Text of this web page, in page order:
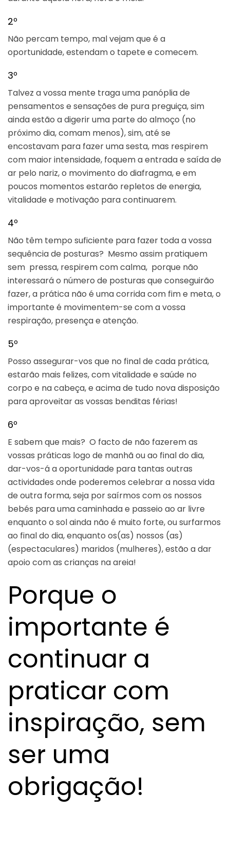
2º
Não percam tempo, mal vejam que é a
oportunidade, estendam o tapete e comecem.
3º
Talvez a vossa mente traga uma panóplia de
pensamentos e sensações de pura preguiça, sim
ainda estão a digerir uma parte do almoço (no
próximo dia, comam menos), sim, até se
encostavam para fazer uma sesta, mas respirem
com maior intensidade, foquem a entrada e saída de
ar pelo nariz, o movimento do diafragma, e em
poucos momentos estarão repletos de energia,
vitalidade e motivação para continuarem.
4º
Não têm tempo suficiente para fazer toda a vossa
sequência de posturas? Mesmo assim pratiquem
sem pressa, respirem com calma, porque não
interessará o número de posturas que conseguirão
fazer, a prática não é uma corrida com fim e meta, o
importante é movimentem-se com a vossa
respiração, presença e atenção.
5º
Posso assegurar-vos que no final de cada prática,
estarão mais felizes, com vitalidade e saúde no
corpo e na cabeça, e acima de tudo nova disposição
para aproveitar as vossas benditas férias!
6º
E sabem que mais? O facto de não fazerem as
vossas práticas logo de manhã ou ao final do dia,
dar-vos-á a oportunidade para tantas outras
actividades onde poderemos celebrar a nossa vida
de outra forma, seja por saírmos com os nossos
bebés para uma caminhada e passeio ao ar livre
enquanto o sol ainda não é muito forte, ou surfarmos
ao final do dia, enquanto os(as) nossos (as)
(espectaculares) maridos (mulheres), estão a dar
apoio com as crianças na areia!
Porque o
importante é
continuar a
praticar com
inspiração, sem
ser uma
obrigação!